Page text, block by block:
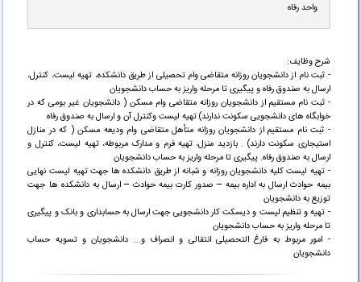
واحد رفاه
شرح وظایف:
- ثبت نام از دانشجویان روزانه متقاضی وام تحصیلی از طریق دانشکده، تهیه لیست، کنترل،
ارسال به صندوق رفاه و پیگیری تا مرحله واریز به حساب دانشجویان
- ثبت نام مستقیم از دانشجویان روزانه متقاضی وام مسکن ( دانشجویان غیر بومی که در
خوابگاه های دانشجویی سکونت ندارند) تهیه لیست وکنترل آن و ارسال به صندوق رفاه
- ثبت نام مستقیم از دانشجویان روزانه متأهل متقاضی وام ودیعه مسکن ( که در منازل
استیجاری سکونت دارند) . بازدید منزل، تهیه فرم و مدارک مربوطه، تهیه لیست، کنترل و
ارسال به صندوق رفاه. پیگیری تا مرحله واریز به حساب دانشجویان
- تهیه لیست کلیه دانشجویان روزانه و شبانه از طریق دانشکده ها جهت تهیه لیست نهایی
بیمه حوادث ارسال به اداره بیمه – صدور کارت بیمه حوادث – ارسال به دانشکده ها جهت
توزیع به دانشجویان
- تهیه و تنظیم لیست و دیسکت کار دانشجویی جهت ارسال به حسابداری و بانک و پیگیری
تا مرحله واریز به حساب دانشجویان
- امور مربوط به فارغ التحصیلی انتقالی و انصراف و... دانشجویان و تسویه حساب
دانشجویان